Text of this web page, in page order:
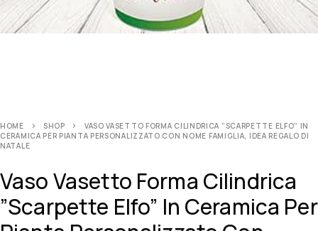
HOME SHOP
VASO VASETTO FORMA CILINDRICA ”SCARPETTE ELFO” IN
CERAMICA PER PIANTA PERSONALIZZATO CON NOME FAMIGLIA, IDEA REGALO DI
NATALE
Vaso Vasetto Forma Cilindrica
”Scarpette Elfo” In Ceramica Per